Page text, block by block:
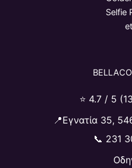
Selfie
⭐ 4.7 / 5
📍Εγνατία 35,
📞 231